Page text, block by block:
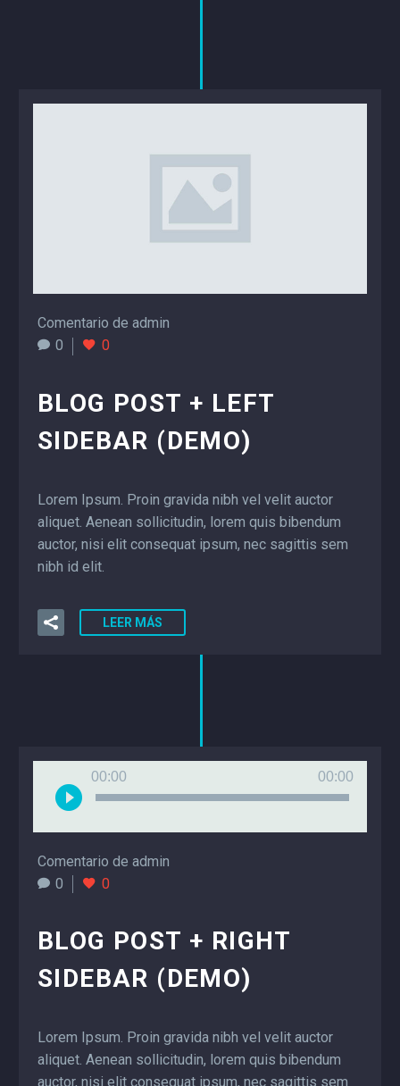
Comentario de admin
0
0
BLOG POST + LEFT
SIDEBAR (DEMO)
Lorem Ipsum. Proin gravida nibh vel velit auctor
aliquet. Aenean sollicitudin, lorem quis bibendum
auctor, nisi elit consequat ipsum, nec sagittis sem
nibh id elit.
LEER MÁS
de
00:00 00:00
Comentario de admin
0
0
BLOG POST + RIGHT
SIDEBAR (DEMO)
Lorem Ipsum. Proin gravida nibh vel velit auctor
aliquet. Aenean sollicitudin, lorem quis bibendum
auctor, nisi elit consequat ipsum, nec sagittis sem